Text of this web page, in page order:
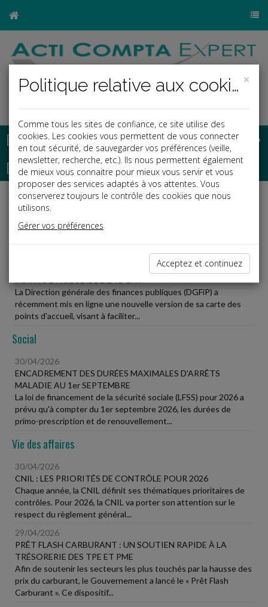
Base documentaire
Dépêches
Liste des dernières dépêches
Fiscal TPE
La Direction générale des finances publiques (DGFiP) a
récemment mis en ligne une nouvelle version de sa carte des
points d'accueil, visant à faciliter...
Social
30/04/2026
ENCADREMENT DES DURÉES MAXIMALES D'ARRÊTS
MALADIE AU 1er SEPTEMBRE
La loi de financement de la sécurité sociale (LFSS) pour 2026 a
prévu qu'à compter du 1er septembre 2026, les durées de
primo-prescription et de renouvellement...
Vie des affaires
30/04/2026
CNIL : LES PRIORITÉS DE CONTRÔLE POUR 2026
Chaque année, la CNIL définit ses thématiques prioritaires de
contrôles. Pour 2026, la CNIL va porter son attention sur le
respect du règlement général...
29/04/2026
PRÊT FLASH CARBURANT : UN SOUTIEN RAPIDE À LA
TRÉSORERIE DES TPE ET PME
Afin de soutenir les secteurs les plus touchés par la hausse des
prix du carburant, le Gouvernement a lancé le « Prêt Flash
Carburant ». Ce dispositif...
×
Politique relative aux cookies
Comme tous les sites de confiance, ce site utilise des
cookies. Les cookies vous permettent de vous connecter
en tout sécurité, de sauvegarder vos préférences (veille,
newsletter, recherche, etc.). Ils nous permettent également
de mieux vous connaitre pour mieux vous servir et vous
proposer des services adaptés à vos attentes. Vous
conserverez toujours le contrôle des cookies que nous
utilisons.
Gérer vos préférences
Acceptez et continuez